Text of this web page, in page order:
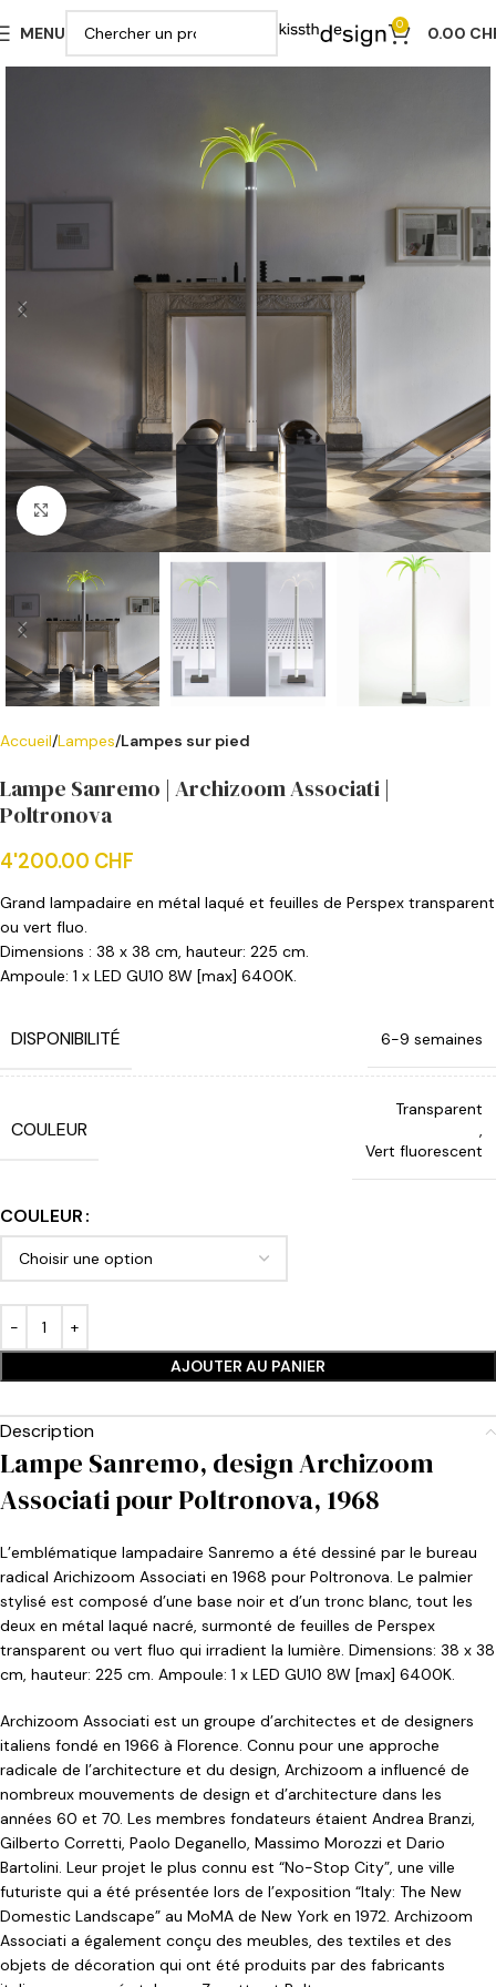
MENU 0 0.00
Cliquer pour agrandir
Accueil Lampes Lampes sur pied
Lampe Sanremo | Archizoom Associati |
Poltronova
4'200.00 CHF
Grand lampadaire en métal laqué et feuilles de Perspex transparent
ou vert fluo.
Dimensions : 38 x 38 cm, hauteur: 225 cm.
Ampoule: 1 x LED GU10 8W [max] 6400K.
DISPONIBILITÉ 6-9 semaines
COULEUR
Transparent
,
Vert fluorescent
COULEUR
AJOUTER AU PANIER
Description
Lampe Sanremo, design Archizoom
Associati pour Poltronova, 1968
L’emblématique lampadaire Sanremo a été dessiné par le bureau
radical Arichizoom Associati en 1968 pour Poltronova. Le palmier
stylisé est composé d’une base noir et d’un tronc blanc, tout les
deux en métal laqué nacré, surmonté de feuilles de Perspex
transparent ou vert fluo qui irradient la lumière. Dimensions: 38 x 38
cm, hauteur: 225 cm. Ampoule: 1 x LED GU10 8W [max] 6400K.
Archizoom Associati est un groupe d’architectes et de designers
italiens fondé en 1966 à Florence. Connu pour une approche
radicale de l’architecture et du design, Archizoom a influencé de
nombreux mouvements de design et d’architecture dans les
années 60 et 70. Les membres fondateurs étaient Andrea Branzi,
Gilberto Corretti, Paolo Deganello, Massimo Morozzi et Dario
Bartolini. Leur projet le plus connu est “No-Stop City”, une ville
futuriste qui a été présentée lors de l’exposition “Italy: The New
Domestic Landscape” au MoMA de New York en 1972. Archizoom
Associati a également conçu des meubles, des textiles et des
objets de décoration qui ont été produits par des fabricants